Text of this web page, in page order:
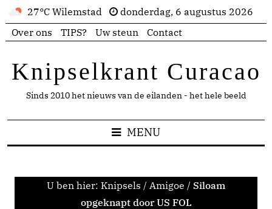
27°C Wilemstad
donderdag, 6 augustus 2026
Over ons
TIPS? Uw steun Contact
Knipselkrant Curacao
Sinds 2010 het nieuws van de eilanden - het hele beeld
MENU
U ben hier: Knipsels / Amigoe / Siloam
opgeknapt door US FOL